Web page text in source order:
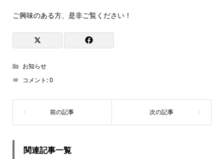
ご興味のある方、是非ご覧ください！
お知らせ
コメント:0
関連記事一覧